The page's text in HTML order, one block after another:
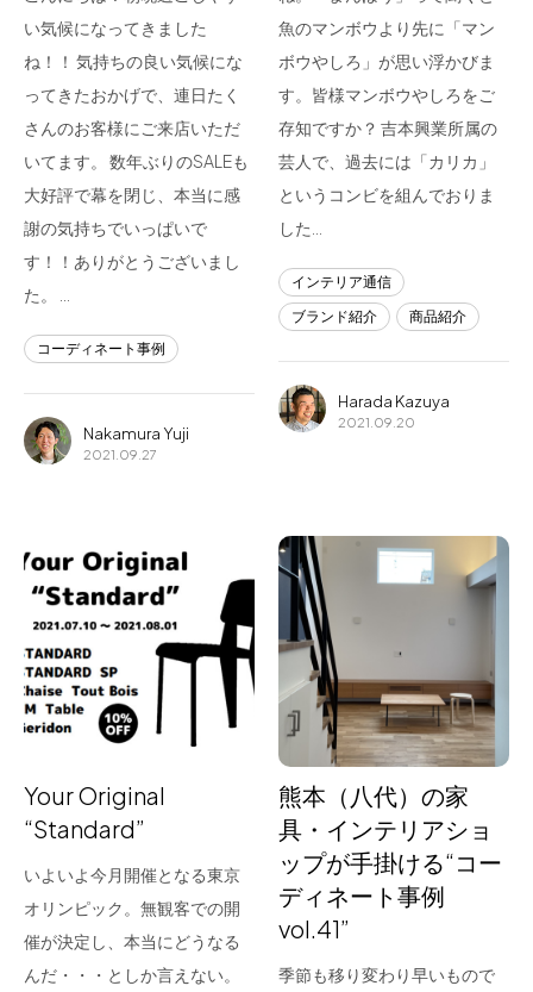
フラッグシップストア
0965-52-0323
熊本店
096-274-8175
Arv
0965-45-9282
い気候になってきました
ね！！ 気持ちの良い気候にな
ってきたおかげで、連日たく
さんのお客様にご来店いただ
いてます。 数年ぶりのSALEも
大好評で幕を閉じ、本当に感
謝の気持ちでいっぱいで
す！！ありがとうございまし
た。 …
コーディネート事例
Nakamura Yuji
2021.09.27
魚のマンボウより先に「マン
ボウやしろ」が思い浮かびま
す。皆様マンボウやしろをご
存知ですか？ 吉本興業所属の
芸人で、過去には「カリカ」
というコンビを組んでおりま
した…
インテリア通信
ブランド紹介
商品紹介
Harada Kazuya
2021.09.20
Your Original
“Standard”
いよいよ今月開催となる東京
オリンピック。無観客での開
催が決定し、本当にどうなる
んだ・・・としか言えない。
熊本（八代）の家
具・インテリアショ
ップが手掛ける“コー
ディネート事例
vol.41”
季節も移り変わり早いもので